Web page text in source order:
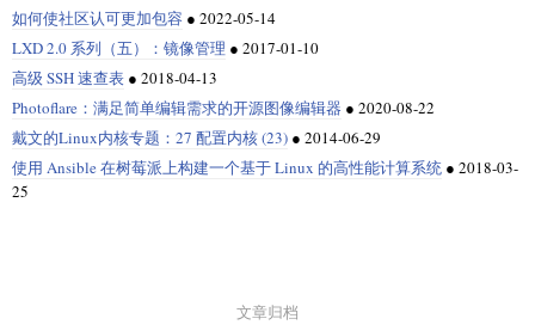
如何使社区认可更加包容 ● 2022-05-14
LXD 2.0 系列（五）：镜像管理 ● 2017-01-10
高级 SSH 速查表 ● 2018-04-13
Photoflare：满足简单编辑需求的开源图像编辑器 ● 2020-08-22
戴文的Linux内核专题：27 配置内核 (23) ● 2014-06-29
使用 Ansible 在树莓派上构建一个基于 Linux 的高性能计算系统 ● 2018-03-
25
文章归档